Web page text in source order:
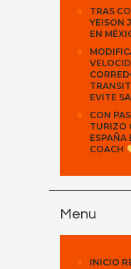
TRAS
YEISON
EN
EVITE
CON
TURIZO
ESPAÑA
COACH
Menu
INICIO